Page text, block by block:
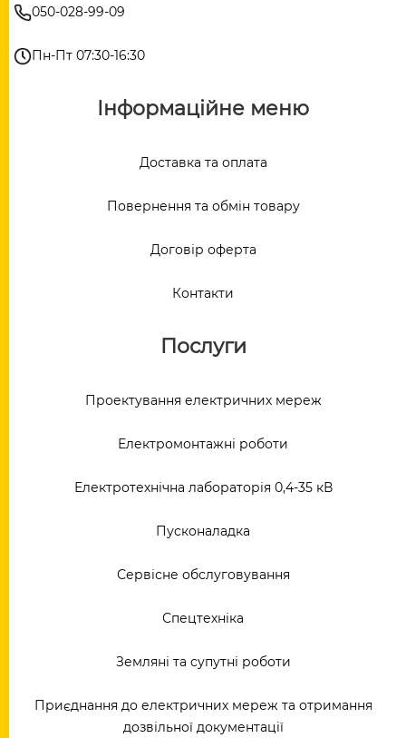
050-028-99-09
Пн-Пт 07:30-16:30
Інформаційне меню
Доставка та оплата
Повернення та обмін товару
Договір оферта
Контакти
Послуги
Проектування електричних мереж
Електромонтажні роботи
Електротехнічна лабораторія 0,4-35 кВ
Пусконаладка
Сервісне обслуговування
Спецтехніка
Земляні та супутні роботи
Приєднання до електричних мереж та отримання
дозвільної документації